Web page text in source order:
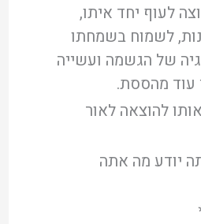
לעוף יחד איתו,
לשמוח בשמחתו
של הגשמה ועשייה
עוד מהססת.
להוצאה לאור
יודע מה אתה